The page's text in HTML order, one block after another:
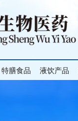
特膳食品 液饮产品